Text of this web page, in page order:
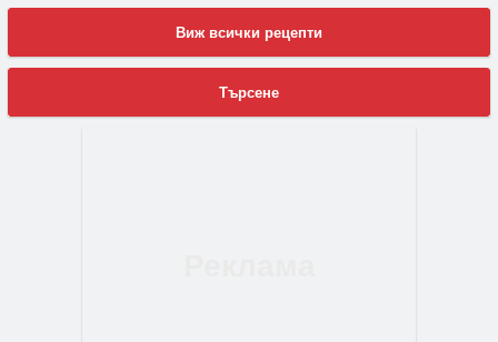
Виж всички рецепти
Търсене